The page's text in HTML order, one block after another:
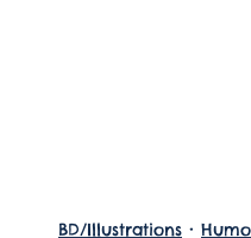
BD/Illustrations